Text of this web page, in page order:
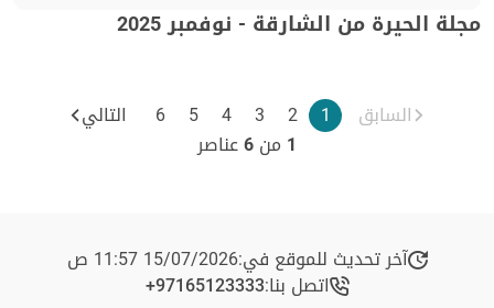
مجلة الحيرة من الشارقة - نوفمبر 2025
السابق 1
2
3
4
5
6
التالي
1 من6عناصر
آخر تحديث للموقع في:15/07/2026 11:57 ص
اتصل بنا:+97165123333​